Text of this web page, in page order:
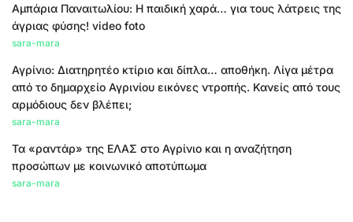
Αμπάρια Παναιτωλίου: Η παιδική χαρά… για τους λάτρεις της
άγριας φύσης! video foto
sara-mara
Αγρίνιο: Διατηρητέο κτίριο και δίπλα… αποθήκη. Λίγα μέτρα
από το δημαρχείο Αγρινίου εικόνες ντροπής. Κανείς από τους
αρμόδιους δεν βλέπει;
sara-mara
Τα «ραντάρ» της ΕΛΑΣ στο Αγρίνιο και η αναζήτηση
προσώπων με κοινωνικό αποτύπωμα
sara-mara